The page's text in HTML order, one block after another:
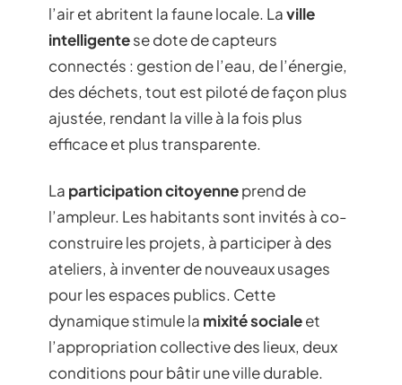
l’air et abritent la faune locale. Laville
intelligentese dote de capteurs
connectés : gestion de l’eau, de l’énergie,
des déchets, tout est piloté de façon plus
ajustée, rendant la ville à la fois plus
efficace et plus transparente.
La participation citoyenneprend de
l’ampleur. Les habitants sont invités à co-
construire les projets, à participer à des
ateliers, à inventer de nouveaux usages
pour les espaces publics. Cette
dynamique stimule la mixité socialeet
l’appropriation collective des lieux, deux
conditions pour bâtir une ville durable.